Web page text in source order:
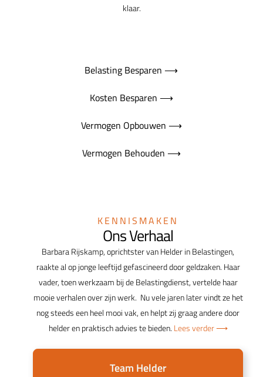
klaar.
Belasting Besparen ⟶
Kosten Besparen ⟶
Vermogen Opbouwen ⟶
Vermogen Behouden ⟶
KENNISMAKEN
Ons Verhaal
Barbara Rijskamp, oprichtster van Helder in Belastingen,
raakte al op jonge leeftijd gefascineerd door geldzaken. Haar
vader, toen werkzaam bij de Belastingdienst, vertelde haar
mooie verhalen over zijn werk. Nu vele jaren later vindt ze het
nog steeds een heel mooi vak, en helpt zij graag andere door
helder en praktisch advies te bieden. Lees verder ⟶
Team Helder